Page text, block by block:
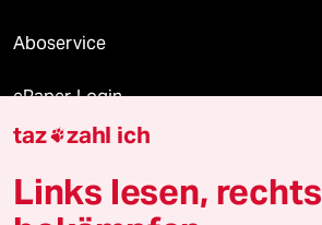
Aboservice
ePaper Login
Downloads für Abonnierende
taz zahl ich
Links lesen, rechts